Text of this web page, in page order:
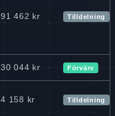
91 462 kr Tilldelning
30 044 kr Förvärv
4 158 kr Tilldelning